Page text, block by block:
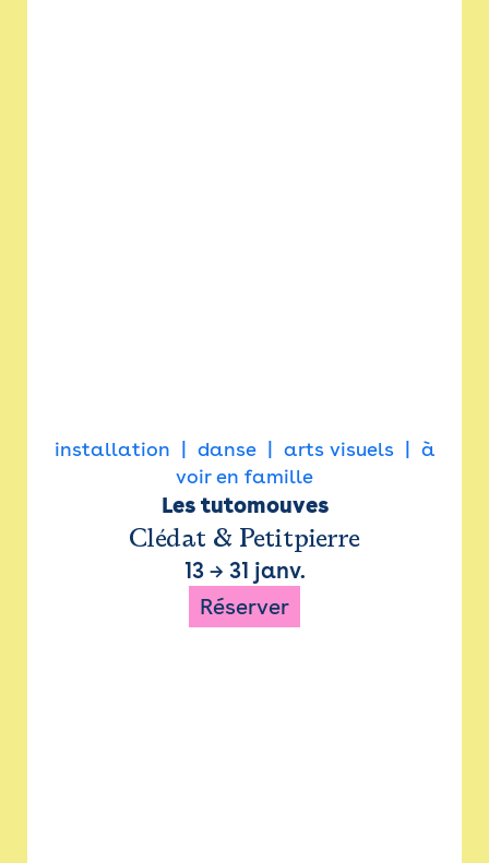
installation danse arts visuels
à
voir en famille
Les tutomouves
Clédat & Petitpierre
13→ 31 janv.
Réserver